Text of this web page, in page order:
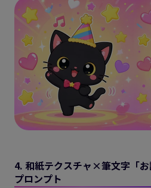
4. 和紙テクスチャ×筆文字「
プロンプト